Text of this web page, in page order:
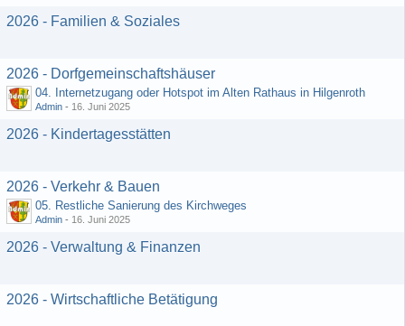
2026 - Familien & Soziales
2026 - Dorfgemeinschaftshäuser
04. Internetzugang oder Hotspot im Alten Rathaus in Hilgenroth
Admin - 16. Juni 2025
2026 - Kindertagesstätten
2026 - Verkehr & Bauen
05. Restliche Sanierung des Kirchweges
Admin - 16. Juni 2025
2026 - Verwaltung & Finanzen
2026 - Wirtschaftliche Betätigung